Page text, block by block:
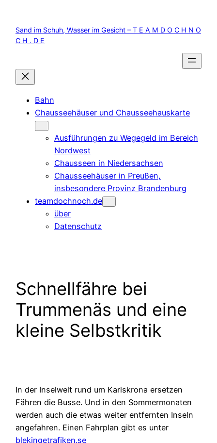
springen
Sand im Schuh, Wasser im Gesicht – T E A M D O C H N O
C H . D E
Bahn
Chausseehäuser und Chausseehauskarte
Ausführungen zu Wegegeld im Bereich
Nordwest
Chausseen in Niedersachsen
Chausseehäuser in Preußen,
insbesondere Provinz Brandenburg
teamdochnoch.de
über
Datenschutz
Schnellfähre bei
Trummenäs und eine
kleine Selbstkritik
In der Inselwelt rund um Karlskrona ersetzen
Fähren die Busse. Und in den Sommermonaten
werden auch die etwas weiter entfernten Inseln
angefahren. Einen Fahrplan gibt es unter
blekingetrafiken.se